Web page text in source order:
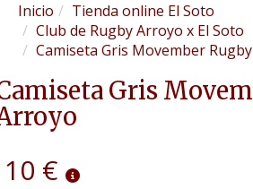
Inicio
Tienda online El Soto
Club de Rugby Arroyo x El Soto
Camiseta Gris Movember
Gris
10 €